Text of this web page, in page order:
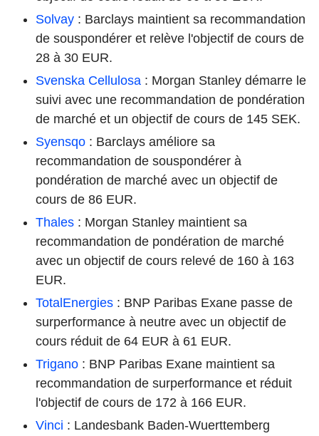
Solvay : Barclays maintient sa recommandation
de souspondérer et relève l'objectif de cours de
28 à 30 EUR.
Svenska Cellulosa : Morgan Stanley démarre le
suivi avec une recommandation de pondération
de marché et un objectif de cours de 145 SEK.
Syensqo : Barclays améliore sa
recommandation de souspondérer à
pondération de marché avec un objectif de
cours de 86 EUR.
Thales : Morgan Stanley maintient sa
recommandation de pondération de marché
avec un objectif de cours relevé de 160 à 163
EUR.
TotalEnergies : BNP Paribas Exane passe de
surperformance à neutre avec un objectif de
cours réduit de 64 EUR à 61 EUR.
Trigano : BNP Paribas Exane maintient sa
recommandation de surperformance et réduit
l'objectif de cours de 172 à 166 EUR.
Vinci : Landesbank Baden-Wuerttemberg